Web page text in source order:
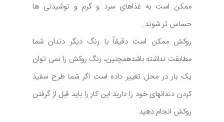
ممکن است به غذاهای سرد و گرم و نوشیدنی ها
حساس تر شوند.
روکش ممکن است دقیقاً با رنگ دیگر دندان شما
مطابقت نداشته باشدهمچنین، رنگ روکش را نمی توان
یک بار در محل تغییر داده است اگر شما طرح سفید
کردن دندانهای خود را دارید این کار را باید قبل از گرفتن
روکش انجام دهید